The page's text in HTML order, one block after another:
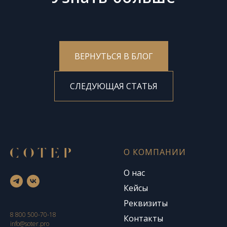
ВЕРНУТЬСЯ В БЛОГ
СЛЕДУЮЩАЯ СТАТЬЯ
8 800 500-70-18
info@soter.pro
О КОМПАНИИ
О нас
Кейсы
Реквизиты
Контакты